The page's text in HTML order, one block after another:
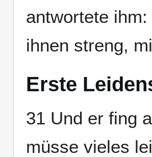
antwortete
ihnen streng,
Erste
31 Und er fing
müsse vieles